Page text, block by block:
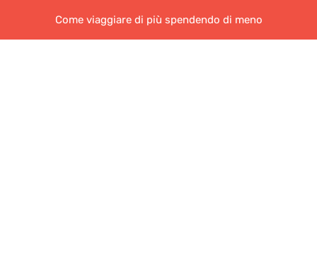
Come viaggiare di più spendendo di meno